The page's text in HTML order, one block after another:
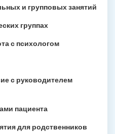
и групповых занятий
группах
с психологом
с руководителем
пациента
для родственников